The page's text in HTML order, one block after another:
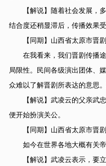
【解说】随着社会发展，多
结合度还稍显滞后，传播效果受
【同期】山西省太原市晋剧
在我看来，我们晋剧传播途
局限性。民间各级演出团体、
众难以了解晋剧所表达的意思
【解说】武凌云的父亲武忠
便开始扮演关公。
【同期】山西省太原市晋剧
如今在世界各地大概有关帝
【解说】武凌云表示，要立